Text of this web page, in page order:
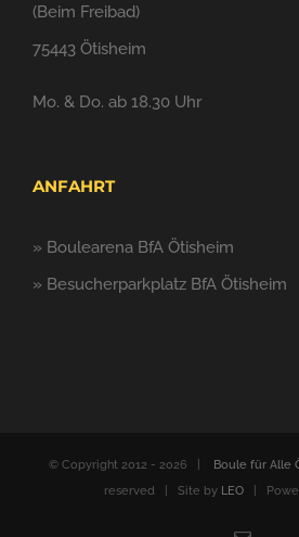
(Beim Freibad)
75443 Ötisheim
Mo. & Do. ab 18.30 Uhr
ANFAHRT
» Boulearena BfA Ötisheim
» Besucherparkplatz BfA Ötisheim
© Copyright 2012 - 2026 | Boule für Alle
reserved | Site by LEO |